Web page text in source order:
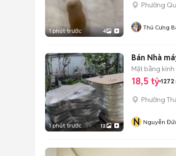
1 phút trước 4
Phường
Thú Cưng
1 phút trước 12
Bán Nhà
Mặt bằng
18,5 tỷ 1272
Phường
N Nguyễn